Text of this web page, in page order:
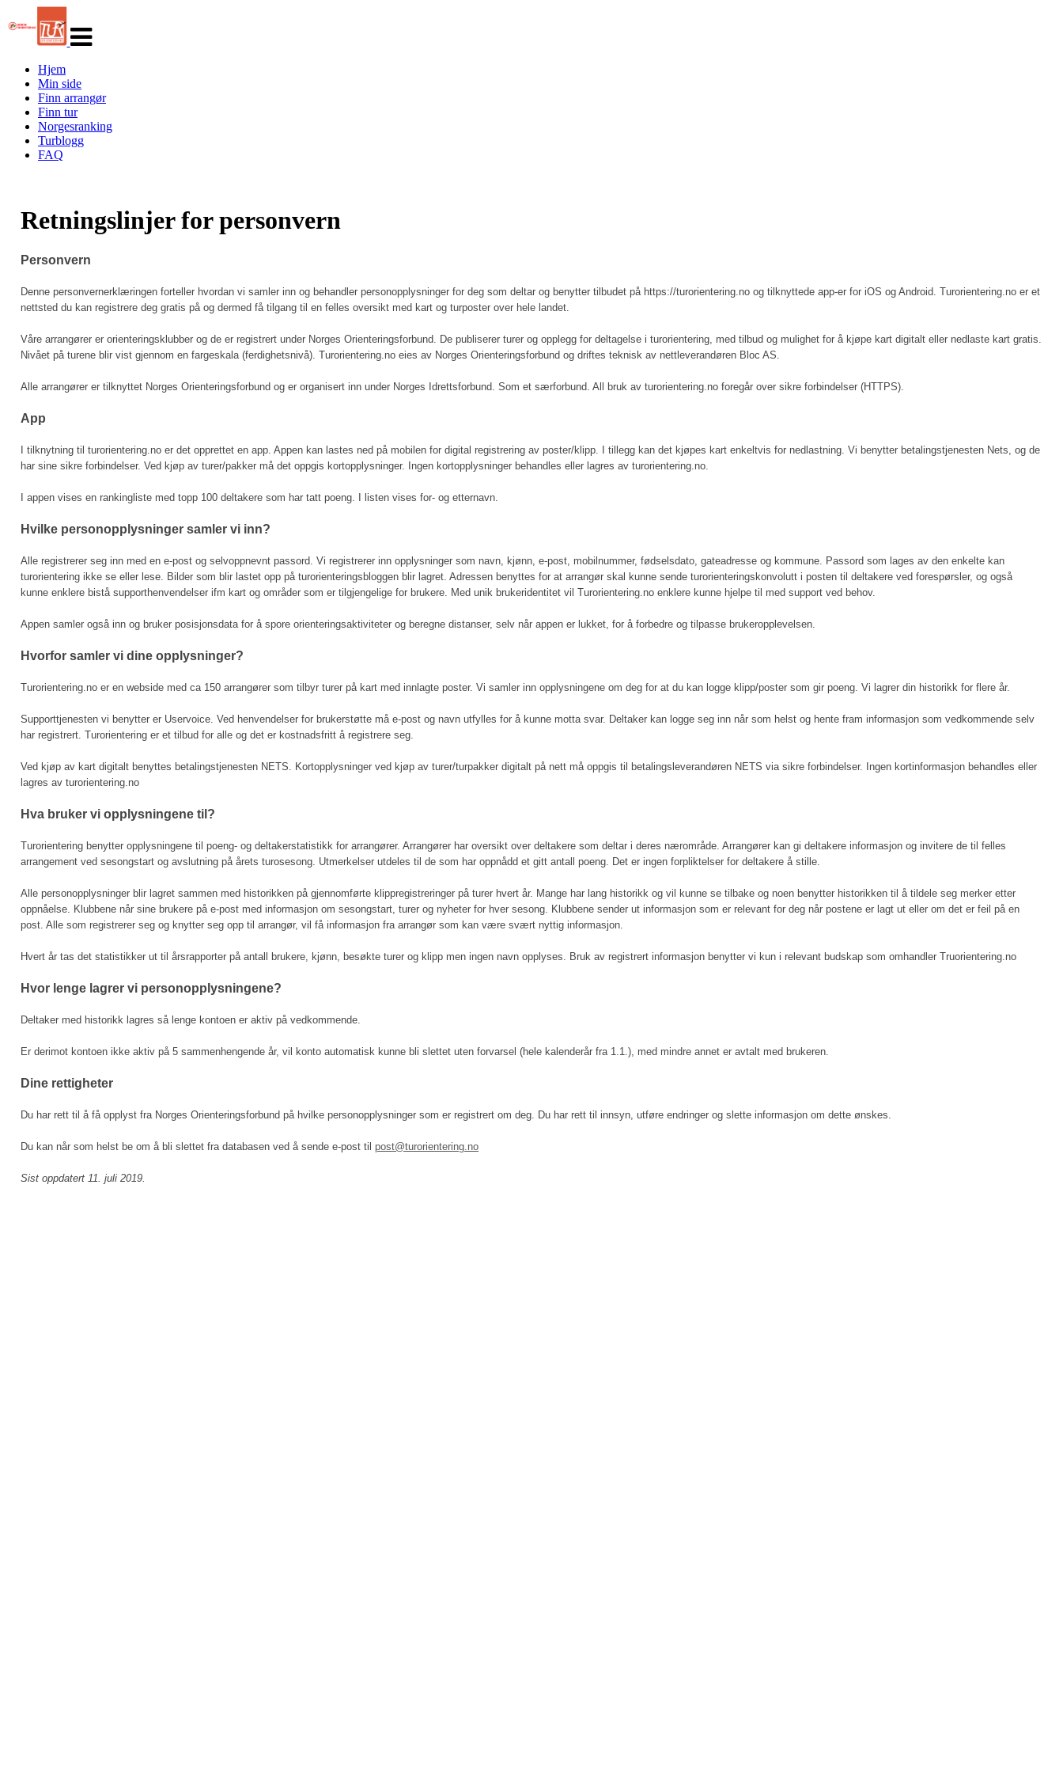
navigasjon
Hjem
Min side
Finn arrangør
Finn tur
Norgesranking
Turblogg
FAQ
Retningslinjer for personvern
Personvern
Denne personvernerklæringen forteller hvordan vi samler inn og behandler personopplysninger for deg som deltar og benytter tilbudet på https://turorientering.no og tilknyttede app-er for iOS og Android. Turorientering.no er et
nettsted du kan registrere deg gratis på og dermed få tilgang til en felles oversikt med kart og turposter over hele landet.
Våre arrangører er orienteringsklubber og de er registrert under Norges Orienteringsforbund. De publiserer turer og opplegg for deltagelse i turorientering, med tilbud og mulighet for å kjøpe kart digitalt eller nedlaste kart gratis.
Nivået på turene blir vist gjennom en fargeskala (ferdighetsnivå). Turorientering.no eies av Norges Orienteringsforbund og driftes teknisk av nettleverandøren Bloc AS.
Alle arrangører er tilknyttet Norges Orienteringsforbund og er organisert inn under Norges Idrettsforbund. Som et særforbund. All bruk av turorientering.no foregår over sikre forbindelser (HTTPS).
App
I tilknytning til turorientering.no er det opprettet en app. Appen kan lastes ned på mobilen for digital registrering av poster/klipp. I tillegg kan det kjøpes kart enkeltvis for nedlastning. Vi benytter betalingstjenesten Nets, og de
har sine sikre forbindelser. Ved kjøp av turer/pakker må det oppgis kortopplysninger. Ingen kortopplysninger behandles eller lagres av turorientering.no.
I appen vises en rankingliste med topp 100 deltakere som har tatt poeng. I listen vises for- og etternavn.
Hvilke personopplysninger samler vi inn?
Alle registrerer seg inn med en e-post og selvoppnevnt passord. Vi registrerer inn opplysninger som navn, kjønn, e-post, mobilnummer, fødselsdato, gateadresse og kommune. Passord som lages av den enkelte kan
turorientering ikke se eller lese. Bilder som blir lastet opp på turorienteringsbloggen blir lagret. Adressen benyttes for at arrangør skal kunne sende turorienteringskonvolutt i posten til deltakere ved forespørsler, og også
kunne enklere bistå supporthenvendelser ifm kart og områder som er tilgjengelige for brukere. Med unik brukeridentitet vil Turorientering.no enklere kunne hjelpe til med support ved behov.
Appen samler også inn og bruker posisjonsdata for å spore orienteringsaktiviteter og beregne distanser, selv når appen er lukket, for å forbedre og tilpasse brukeropplevelsen.
Hvorfor samler vi dine opplysninger?
Turorientering.no er en webside med ca 150 arrangører som tilbyr turer på kart med innlagte poster. Vi samler inn opplysningene om deg for at du kan logge klipp/poster som gir poeng. Vi lagrer din historikk for flere år.
Supporttjenesten vi benytter er Uservoice. Ved henvendelser for brukerstøtte må e-post og navn utfylles for å kunne motta svar. Deltaker kan logge seg inn når som helst og hente fram informasjon som vedkommende selv
har registrert. Turorientering er et tilbud for alle og det er kostnadsfritt å registrere seg.
Ved kjøp av kart digitalt benyttes betalingstjenesten NETS. Kortopplysninger ved kjøp av turer/turpakker digitalt på nett må oppgis til betalingsleverandøren NETS via sikre forbindelser. Ingen kortinformasjon behandles eller
lagres av turorientering.no
Hva bruker vi opplysningene til?
Turorientering benytter opplysningene til poeng- og deltakerstatistikk for arrangører. Arrangører har oversikt over deltakere som deltar i deres nærområde. Arrangører kan gi deltakere informasjon og invitere de til felles
arrangement ved sesongstart og avslutning på årets turosesong. Utmerkelser utdeles til de som har oppnådd et gitt antall poeng. Det er ingen forpliktelser for deltakere å stille.
Alle personopplysninger blir lagret sammen med historikken på gjennomførte klippregistreringer på turer hvert år. Mange har lang historikk og vil kunne se tilbake og noen benytter historikken til å tildele seg merker etter
oppnåelse. Klubbene når sine brukere på e-post med informasjon om sesongstart, turer og nyheter for hver sesong. Klubbene sender ut informasjon som er relevant for deg når postene er lagt ut eller om det er feil på en
post. Alle som registrerer seg og knytter seg opp til arrangør, vil få informasjon fra arrangør som kan være svært nyttig informasjon.
Hvert år tas det statistikker ut til årsrapporter på antall brukere, kjønn, besøkte turer og klipp men ingen navn opplyses. Bruk av registrert informasjon benytter vi kun i relevant budskap som omhandler Truorientering.no
Hvor lenge lagrer vi personopplysningene?
Deltaker med historikk lagres så lenge kontoen er aktiv på vedkommende.
Er derimot kontoen ikke aktiv på 5 sammenhengende år, vil konto automatisk kunne bli slettet uten forvarsel (hele kalenderår fra 1.1.), med mindre annet er avtalt med brukeren.
Dine rettigheter
Du har rett til å få opplyst fra Norges Orienteringsforbund på hvilke personopplysninger som er registrert om deg. Du har rett til innsyn, utføre endringer og slette informasjon om dette ønskes.
Du kan når som helst be om å bli slettet fra databasen ved å sende e-post til post@turorientering.no
Sist oppdatert 11. juli 2019.